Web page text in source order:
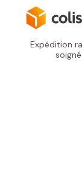
Expédition